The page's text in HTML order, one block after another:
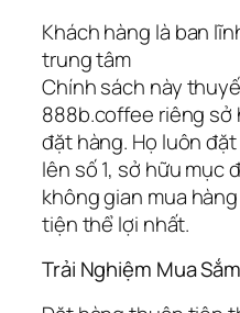
Khách hàng là ban
trung tâm
Chính sách này
888b.coffee riêng
đặt hàng. Họ luôn
lên số 1, sở hữu mục
không gian mua
tiện thể lợi nhất.
Trải Nghiệm Mua